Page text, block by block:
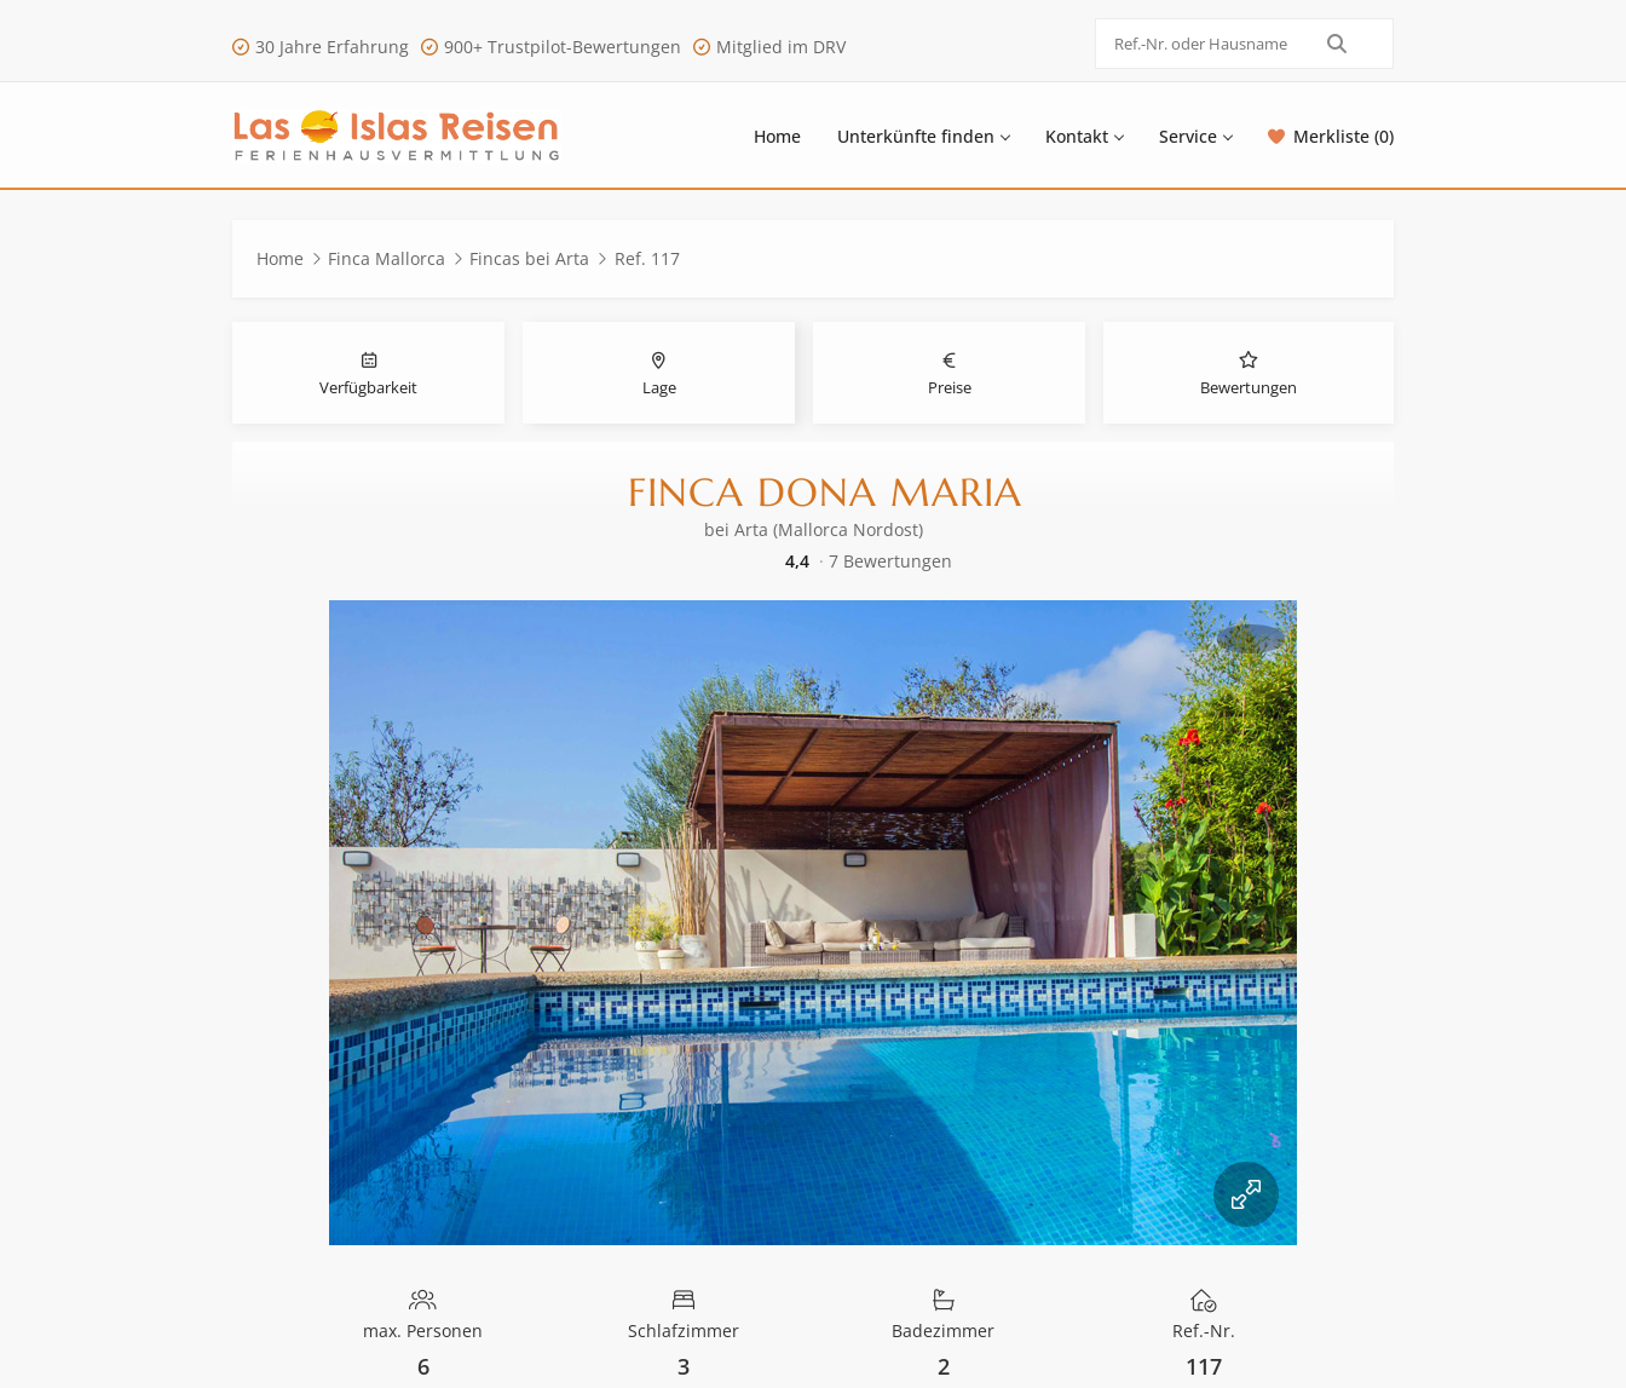
30 Jahre Erfahrung 900+ Trustpilot-Bewertungen Mitglied im DRV
Home Unterkünfte finden Kontakt Service Merkliste (0)
Home Finca Mallorca Fincas bei Arta Ref. 117
Verfügbarkeit Lage Preise Bewertungen
FINCA DONA MARIA
bei Arta (Mallorca Nordost)
4,4
7 Bewertungen
max. Personen
6
Schlafzimmer
3
Badezimmer
2
Ref.-Nr.
117